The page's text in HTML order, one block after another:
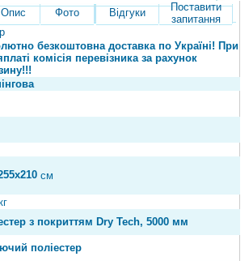
Опис Фото Відгуки
Поставити
запитання
безкоштовна доставка по Україні! При
комісія перевізника за рахунок
см
з покриттям Dry Tech, 5000 мм
поліестер